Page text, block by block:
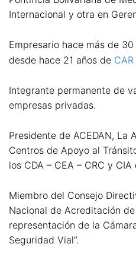
Internacional y otra en
Empresario hace más de
desde hace 21 años de
Integrante permanente de
empresas privadas.
Presidente de ACEDAN, La
Centros de Apoyo al
los CDA – CEA – CRC y CIA
Miembro del Consejo
Nacional de Acreditación
representación de la
Seguridad Vial”.